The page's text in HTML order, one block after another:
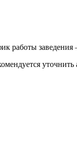
работы
уточнить